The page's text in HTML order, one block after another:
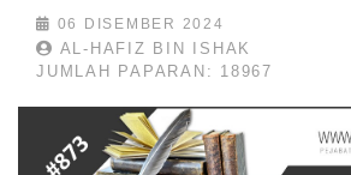
06 DISEMBER 2024
AL-HAFIZ BIN ISHAK
JUMLAH PAPARAN: 18967